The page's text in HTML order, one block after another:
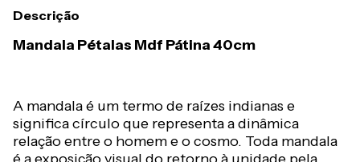
Descrição
Mandala Pétalas Mdf Pátina 40cm
A mandala é um termo de raízes indianas e
significa círculo que representa a dinâmica
relação entre o homem e o cosmo. Toda mandala